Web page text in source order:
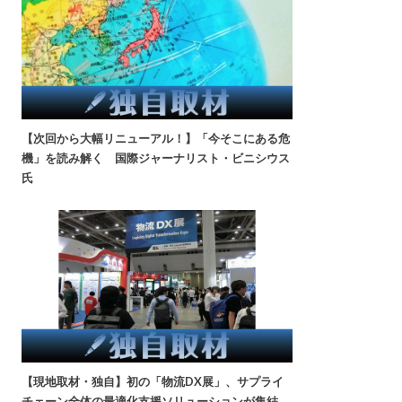
【次回から大幅リニューアル！】「今そこにある危
機」を読み解く 国際ジャーナリスト・ビニシウス
氏
【現地取材・独自】初の「物流DX展」、サプライ